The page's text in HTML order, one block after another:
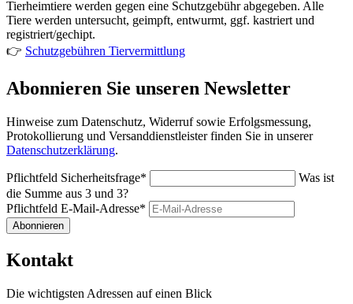
Tierheimtiere werden gegen eine Schutzgebühr abgegeben. Alle
Tiere werden untersucht, geimpft, entwurmt, ggf. kastriert und
registriert/gechipt.
👉 Schutzgebühren Tiervermittlung
Abonnieren Sie unseren Newsletter
Hinweise zum Datenschutz, Widerruf sowie Erfolgsmessung,
Protokollierung und Versanddienstleister finden Sie in unserer
Datenschutzerklärung.
Pflichtfeld Sicherheitsfrage*
Was ist
die Summe aus 3 und 3?
Pflichtfeld E-Mail-Adresse*
Abonnieren
Kontakt
Die wichtigsten Adressen auf einen Blick